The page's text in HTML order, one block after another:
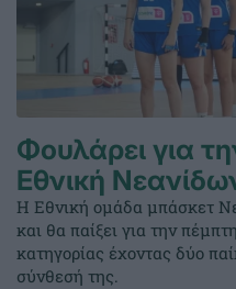
Φουλάρει για
Εθνική
Η Εθνική ομάδα μπάσκετ
και θα παίξει για την
κατηγορίας έχοντας δύο
σύνθεσή της.